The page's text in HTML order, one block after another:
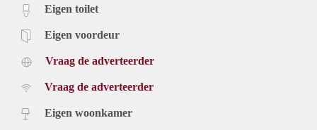
Eigen toilet
Eigen voordeur
Vraag de adverteerder
Vraag de adverteerder
Eigen woonkamer